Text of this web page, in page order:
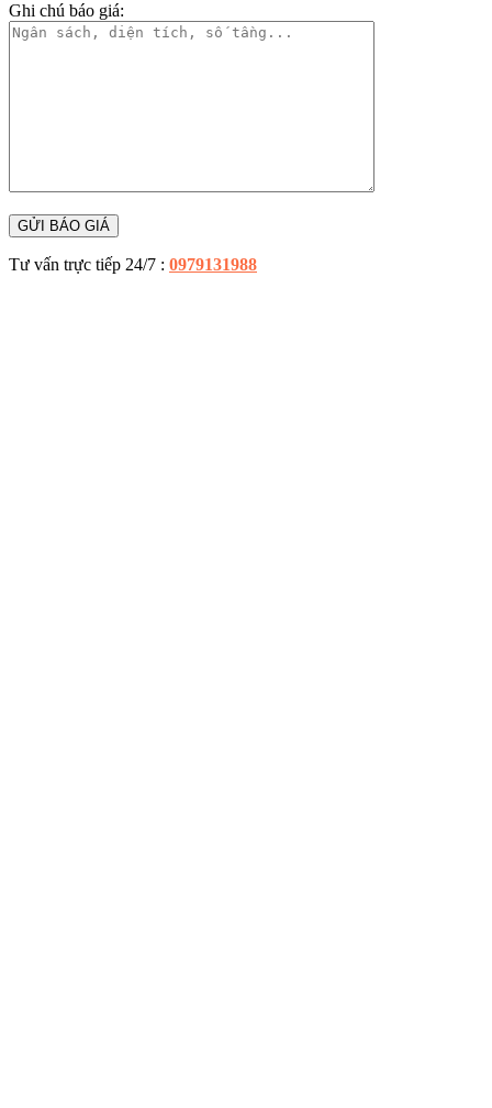
Ghi chú báo giá:
Tư vấn trực tiếp 24/7 : 0979131988